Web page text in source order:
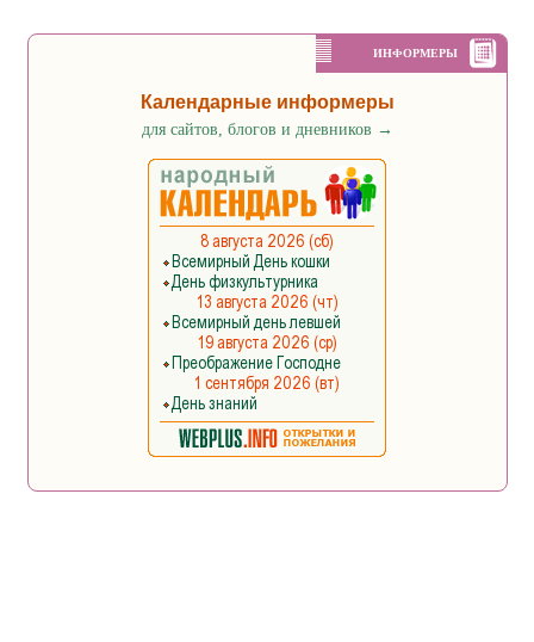
ИНФОРМЕРЫ
Календарные информеры
для сайтов, блогов и дневников →